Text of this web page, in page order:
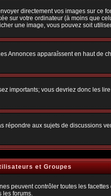
directement vos images sur ce
sur votre ordinateur (à moins que
une image, vous pouvez soit
Annonces apparaîssent en haut de
importants; vous devriez donc les
aux sujets de discussions
et Groupes
peuvent contrôler toutes les
les forums.